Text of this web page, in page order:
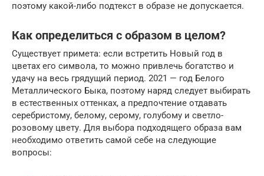
поэтому какой-либо подтекст в образе не допускается.
Как определиться с образом в целом?
Существует примета: если встретить Новый год в
цветах его символа, то можно привлечь богатство и
удачу на весь грядущий период. 2021 — год Белого
Металлического Быка, поэтому наряд следует выбирать
в естественных оттенках, а предпочтение отдавать
серебристому, белому, серому, голубому и светло-
розовому цвету. Для выбора подходящего образа вам
необходимо ответить самой себе на следующие
вопросы: